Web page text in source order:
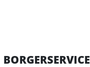
BORGERSERVICE